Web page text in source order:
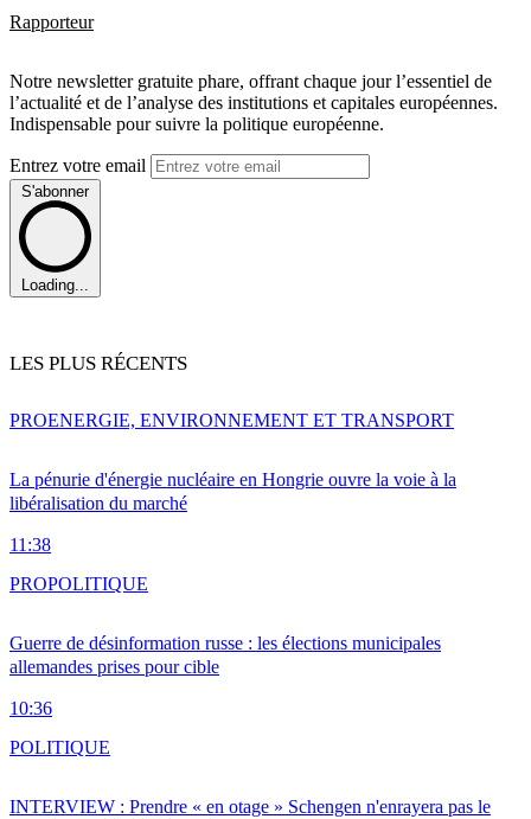
Rapporteur
Notre newsletter gratuite phare, offrant chaque jour l’essentiel de
l’actualité et de l’analyse des institutions et capitales européennes.
Indispensable pour suivre la politique européenne.
Entrez votre email
S'abonner
Loading...
LES PLUS RÉCENTS
La pénurie d'énergie nucléaire en Hongrie ouvre la voie à la
libéralisation du marché
11:38
PROENERGIE, ENVIRONNEMENT ET TRANSPORT
Guerre de désinformation russe : les élections municipales
allemandes prises pour cible
10:36
PROPOLITIQUE
INTERVIEW : Prendre « en otage » Schengen n'enrayera pas le
POLITIQUE